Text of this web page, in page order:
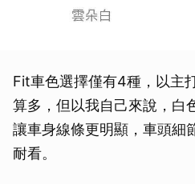
Fit車色選擇僅有4種，以主
算多，但以我自己來說，白
讓車身線條更明顯，車頭細
耐看。